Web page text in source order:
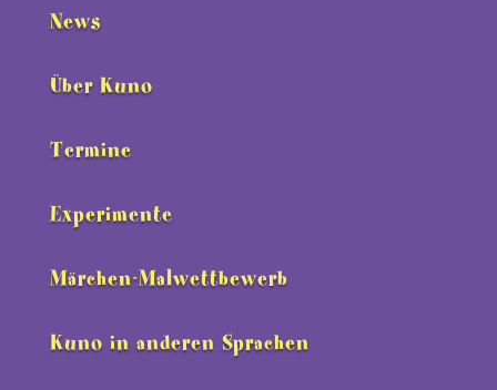
News
Über Kuno
Termine
Experimente
Märchen-Malwettbewerb
Kuno in anderen Sprachen